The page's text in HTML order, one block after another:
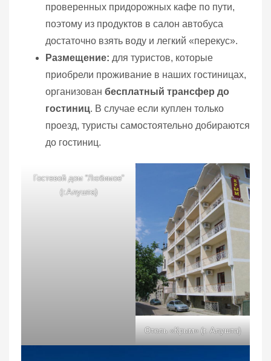
проверенных придорожных кафе по пути,
поэтому из продуктов в салон автобуса
достаточно взять воду и легкий «перекус».
Размещение: для туристов, которые
приобрели проживание в наших гостиницах,
организован бесплатный трансфер до
гостиниц. В случае если куплен только
проезд, туристы самостоятельно добираются
до гостиниц.
Гостевой дом “Любимое”
(г.Алушта)
Отель «Крым» (г. Алушта)